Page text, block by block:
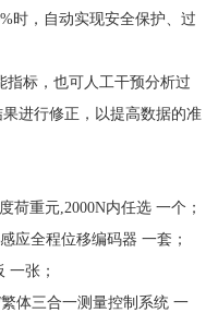
时，自动实现安全保护、过
指标，也可人工干预分析过
进行修正，以提高数据的准
荷重元,2000N内任选 一个；
感应全程位移编码器 一套；
一张；
体三合一测量控制系统 一